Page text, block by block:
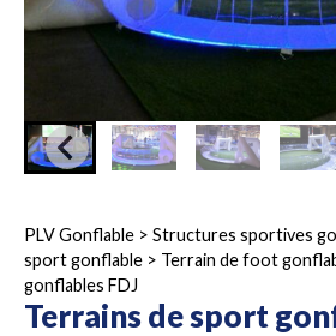
PLV Gonflable > Structures sportives
sport gonflable > Terrain de foot
gonflables FDJ
Terrains de sport